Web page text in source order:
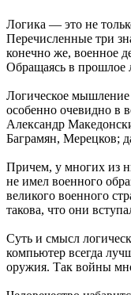
Логика — это не
Перечисленные три
конечно же, военное
Обращаясь в прошлое
Логическое мышление
особенно очевидно в
Александр
Баграмян, Мерецков;
Причем, у многих из
не имел военного
великого военного
такова, что они
Суть и смысл
компьютер всегда
оружия. Так войны